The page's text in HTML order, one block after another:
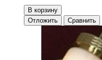
В корзину
Отложить
Сравнить